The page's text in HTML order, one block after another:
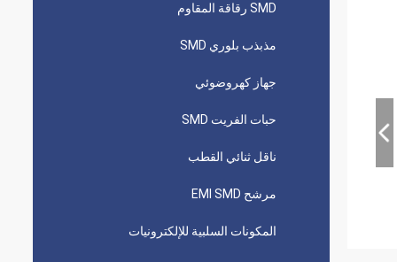
SMD رقاقة المقاوم
مذبذب بلوري SMD
جهاز كهروضوئي
حبات الفريت SMD
ناقل ثنائي القطب
مرشح EMI SMD
المكونات السلبية للإلكترونيات